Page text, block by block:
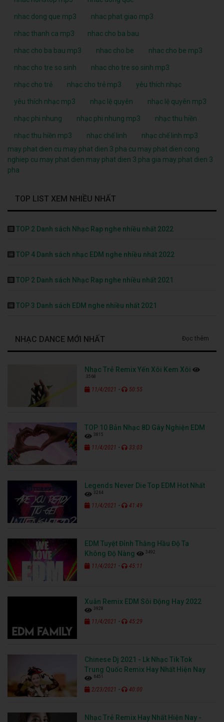
nhac dong que mp3 nhac phat giao mp3
nhac thanh ca mp3 nhac cho ba bau
nhac cho ba bau mp3 nhac cho be nhac cho be mp3
nhac cho tre so sinh nhac cho tre so sinh mp3
nhạc cho trẻ nhạc cho trẻ mp3 yêu thích nhạc
yêu thích nhạc mp3 nhạc lệ quyên nhạc lệ quyên mp3
nhạc phi nhung nhạc phi nhung mp3 nhạc thu hiền
nhạc thu hiền mp3 nhạc chế linh
nhạc chế linh mp3
may phat dien cu may phat dien 3 pha cu may phat dien cong
nghiep cu may phat dien may phat dien 3 pha gia may phat dien 3
pha
TOP LIST XEM NHIỀU NHẤT
TOP 2 Danh sách Nhạc Rap nghe nhiều nhất 2022
TOP 4 Danh sách nhạc EDM nghe nhiều nhất 2022
TOP 2 Danh sách Nhạc Rap nghe nhiều nhất 2021
TOP 3 Danh sách EDM nghe nhiều nhất 2021
NHẠC DANCE MỚI NHẤT Đọc thêm
Nhạc Trẻ Remix Yến Xôi Kem Xôi
3568
11/4/2021 - 50:55
TOP 10 Bản Nhạc 8D Gây Nghiện EDM
3815
11/4/2021 - 33:03
Legends Never Die Top EDM Hot Nhất
3264
11/4/2021 - 41:49
EDM Tuyệt Đỉnh Thằng Hầu Độ Ta
Không Độ Nàng
3492
11/4/2021 - 45:11
Xuân Remix EDM Sôi Động Hay 2022
3928
11/4/2021 - 45:29
Chinese Dj 2021 - Lk Nhạc Tik Tok
Trung Quốc Remix Hay Nhất Hiện Nay
6451
2/23/2021 - 40:00
Nhạc Trẻ Remix Hay Nhất Hiện Nay -